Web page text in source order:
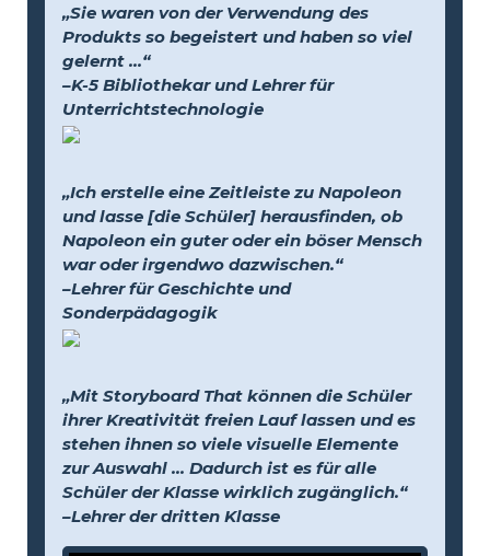
„Sie waren von der Verwendung des
Produkts so begeistert und haben so viel
gelernt …“
–K-5 Bibliothekar und Lehrer für
Unterrichtstechnologie
„Ich erstelle eine Zeitleiste zu Napoleon
und lasse [die Schüler] herausfinden, ob
Napoleon ein guter oder ein böser Mensch
war oder irgendwo dazwischen.“
–Lehrer für Geschichte und
Sonderpädagogik
„Mit Storyboard That können die Schüler
ihrer Kreativität freien Lauf lassen und es
stehen ihnen so viele visuelle Elemente
zur Auswahl … Dadurch ist es für alle
Schüler der Klasse wirklich zugänglich.“
–Lehrer der dritten Klasse